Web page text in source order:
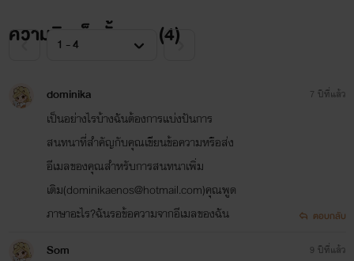
ความคิดเห็นทั้งหมด (4)
dominika
เป็นอย่างไรบ้างฉันต้องการแบ่งปันการ
สนทนาที่สำคัญกับคุณเขียนข้อความหรือส่ง
อีเมลของคุณสำหรับการสนทนาเพิ่ม
เติม(dominikaenos@hotmail.com)คุณพูด
ภาษาอะไร?ฉันรอข้อความจากอีเมลของฉัน
7 ปีที่แล้ว
ตอบกลับ
Som 9 ปีที่แล้ว